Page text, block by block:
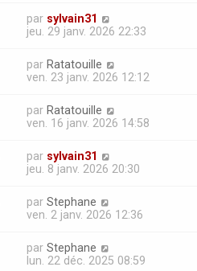
par sylvain31
jeu. 29 janv. 2026 22:33
par Ratatouille
ven. 23 janv. 2026 12:12
par Ratatouille
ven. 16 janv. 2026 14:58
par sylvain31
jeu. 8 janv. 2026 20:30
par Stephane
ven. 2 janv. 2026 12:36
par Stephane
lun. 22 déc. 2025 08:59